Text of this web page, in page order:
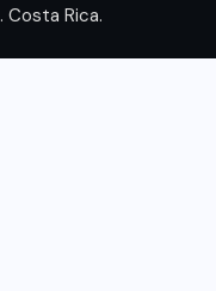
. Costa Rica.